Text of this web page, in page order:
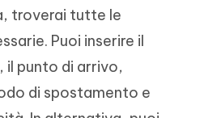
troverai tutte le
Puoi inserire il
il punto di arrivo,
di spostamento e